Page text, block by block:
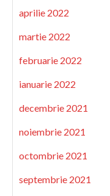
aprilie 2022
martie 2022
februarie 2022
ianuarie 2022
decembrie 2021
noiembrie 2021
octombrie 2021
septembrie 2021